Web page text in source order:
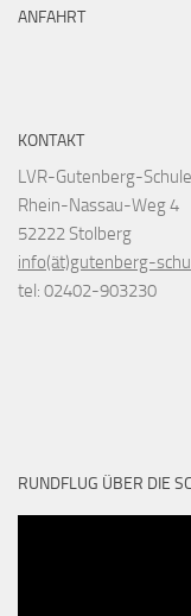
ANFAHRT
KONTAKT
LVR-Gutenberg-Schule
Rhein-Nassau-Weg 4
52222 Stolberg
info(ät)gutenberg-
tel: 02402-903230
RUNDFLUG ÜBER DIE